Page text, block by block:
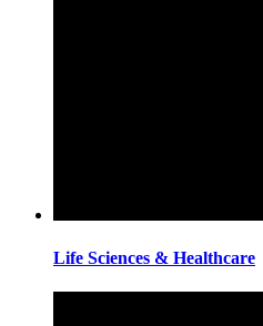
Life Sciences & Healthcare